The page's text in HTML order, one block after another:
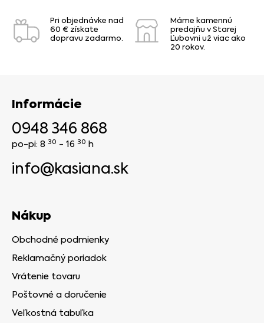
Pri objednávke nad
60 € získate
dopravu zadarmo.
Máme kamennú
predajňu v Starej
Ľubovni už viac ako
20 rokov.
Informácie
0948 346 868
po-pi: 8 30 - 16 30 h
info@kasiana.sk
Nákup
Obchodné podmienky
Reklamačný poriadok
Vrátenie tovaru
Poštovné a doručenie
Veľkostná tabuľka